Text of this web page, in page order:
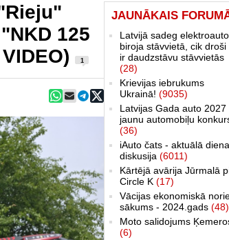
125
1
JAUNĀKAIS
Latvijā sadeg elektroauto
biroja stāvvietā, cik droši
ir daudzstāvu stāvvietās
(28)
Krievijas iebrukums
Ukrainā! (9035)
Latvijas Gada auto 2027
jaunu automobiļu
(36)
iAuto čats - aktuālā
diskusija (6011)
Kārtējā avārija Jūrmalā
Circle K (17)
Vācijas ekonomiskā
sākums - 2024.gads (48)
Moto salidojums
(6)